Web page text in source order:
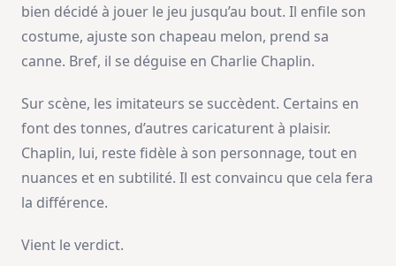
bien décidé à jouer le jeu jusqu’au bout. Il enfile son
costume, ajuste son chapeau melon, prend sa
canne. Bref, il se déguise en Charlie Chaplin.
Sur scène, les imitateurs se succèdent. Certains en
font des tonnes, d’autres caricaturent à plaisir.
Chaplin, lui, reste fidèle à son personnage, tout en
nuances et en subtilité. Il est convaincu que cela fera
la différence.
Vient le verdict.